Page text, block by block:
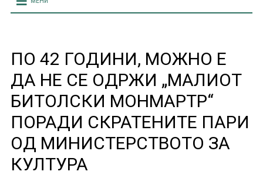
ПО 42 ГОДИНИ, МОЖНО Е
ДА НЕ СЕ ОДРЖИ „МАЛИОТ
БИТОЛСКИ МОНМАРТР“
ПОРАДИ СКРАТЕНИТЕ ПАРИ
ОД МИНИСТЕРСТВОТО ЗА
КУЛТУРА